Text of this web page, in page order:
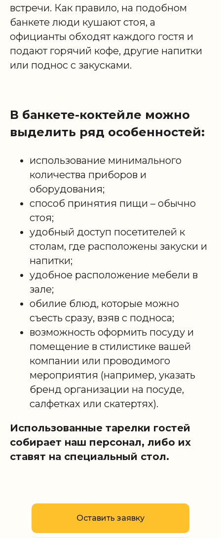
встречи. Как правило, на подобном
банкете люди кушают стоя, а
официанты обходят каждого гостя и
подают горячий кофе, другие напитки
или поднос с закусками.
В банкете-коктейле можно
выделить ряд особенностей:
использование минимального
количества приборов и
оборудования;
способ принятия пищи – обычно
стоя;
удобный доступ посетителей к
столам, где расположены закуски и
напитки;
удобное расположение мебели в
зале;
обилие блюд, которые можно
съесть сразу, взяв с подноса;
возможность оформить посуду и
помещение в стилистике вашей
компании или проводимого
мероприятия (например, указать
бренд организации на посуде,
салфетках или скатертях).
Использованные тарелки гостей
собирает наш персонал, либо их
ставят на специальный стол.
Оставить заявку